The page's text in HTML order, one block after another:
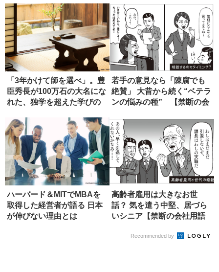
「3年かけて師を選べ」。豊
臣秀長が100万石の大名にな
れた、独学を超えた学びの
若手の意見なら「陳腐でも
絶賛」 大昔から続く“ベテラ
ンの悩みの種” 【禁断の会
ハーバード＆MITでMBAを
取得した経営者が語る 日本
が伸びない理由とは
高齢者雇用は大きなお世
話？ 気を遣う中堅、居づら
いシニア【禁断の会社用語
Recommended by